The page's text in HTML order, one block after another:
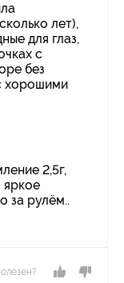
лет),
для глаз,
с
без
хорошими
2,5г,
яркое
за рулём..